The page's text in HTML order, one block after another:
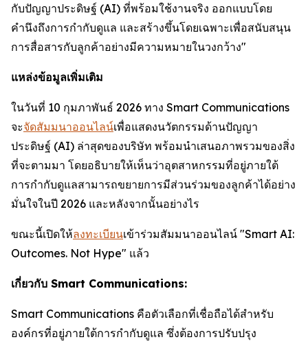
กับปัญญาประดิษฐ์ (AI) ที่พร้อมใช้งานจริง ออกแบบโดย
คำนึงถึงการกำกับดูแล และสร้างขึ้นโดยเฉพาะเพื่อสนับสนุน
การสื่อสารกับลูกค้าอย่างมีความหมายในวงกว้าง"
แหล่งข้อมูลเพิ่มเติม
ในวันที่ 10 กุมภาพันธ์ 2026 ทาง Smart Communications
จะจัดสัมมนาออนไลน์เพื่อแสดงนวัตกรรมด้านปัญญา
ประดิษฐ์ (AI) ล่าสุดของบริษัท พร้อมนำเสนอภาพรวมของสิ่ง
ที่จะตามมา โดยอธิบายให้เห็นว่าอุตสาหกรรมที่อยู่ภายใต้
การกำกับดูแลสามารถขยายการมีส่วนร่วมของลูกค้าได้อย่าง
มั่นใจในปี 2026 และหลังจากนั้นอย่างไร
ขณะนี้เปิดให้ลงทะเบียนเข้าร่วมสัมมนาออนไลน์ "Smart AI:
Outcomes. Not Hype" แล้ว
เกี่ยวกับ Smart Communications:
Smart Communications คือตัวเลือกที่เชื่อถือได้สำหรับ
องค์กรที่อยู่ภายใต้การกำกับดูแล ซึ่งต้องการปรับปรุง